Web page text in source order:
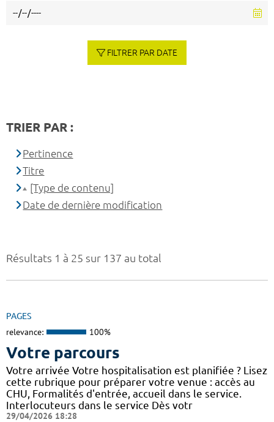
Résultats 1 à 25 sur 137 au total
PAGES
relevance: 100%
Votre parcours
Votre arrivée Votre hospitalisation est planifiée ? Lisez
cette rubrique pour préparer votre venue : accès au
CHU, Formalités d'entrée, accueil dans le service.
Interlocuteurs dans le service Dès votr
29/04/2026 18:28
FILTRER PAR DATE
TRIER PAR :
Pertinence
Titre
[Type de contenu]
Date de dernière modification